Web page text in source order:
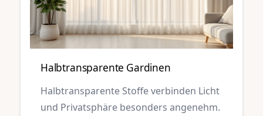
Halbtransparente Gardinen
Halbtransparente Stoffe verbinden Licht
und Privatsphäre besonders angenehm.